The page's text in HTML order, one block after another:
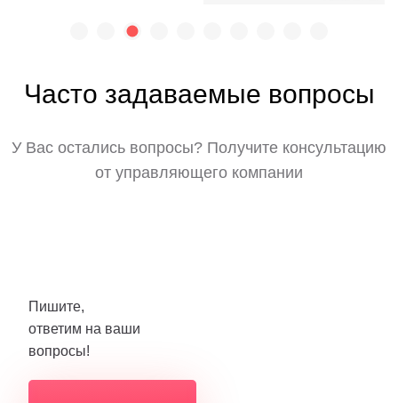
Часто задаваемые вопросы
У Вас остались вопросы? Получите консультацию
от управляющего компании
Пишите,
ответим на ваши
вопросы!